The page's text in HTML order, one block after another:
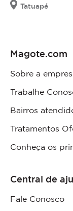
Tatuapé
Magote.com
Sobre a
Trabalhe
Bairros
Tratamentos
Conheça os
Central de
Fale Conosco